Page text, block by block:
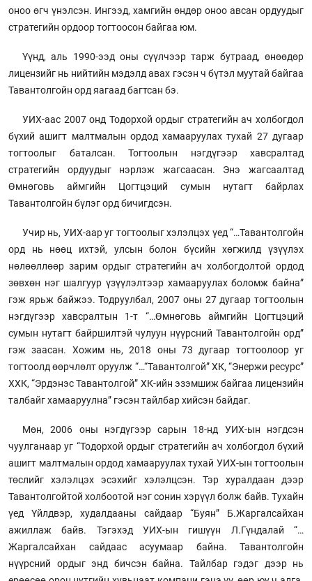
оноо өгч үнэлсэн. Ингээд, хамгийн өндөр оноо авсан ордуудыг
стратегийн ордоор тогтоосон байгаа юм.
Үүнд, аль 1990-ээд оны сүүлчээр тарж бутраад, өнөөдөр
лицензийг нь нийтийн мэдэлд авах гэсэн ч бүтэл муутай байгаа
Тавантолгойн орд яагаад багтсан бэ.
УИХ-аас 2007 онд Тодорхой ордыг стратегийн ач холбогдол
бүхий ашигт малтмалын ордод хамааруулах тухай 27 дугаар
тогтоолыг баталсан. Тогтоолын нэгдүгээр хавсралтад
стратегийн ордуудыг нэрлэж жагсаасан. Энэ жагсаалтад
Өмнөговь аймгийн Цогтцэций сумын нутагт байрлах
Тавантолгойн бүлэг орд бичигдсэн.
Учир нь, УИХ-аар уг тогтоолыг хэлэлцэх үед “…Тавантолгойн
орд нь нөөц ихтэй, улсын болон бүсийн хөг­жилд үзүүлэх
нөлөөллөөр зарим ордыг стратегийн ач холбогдолтой ор­дод
зөвхөн нэг шалгуур үзүүлэлтээр ха­маа­руулах боломж байна”
гэж ярьж байжээ. Тодруулбал, 2007 оны 27 дугаар тогтоолын
нэгдүгээр хавсралтын 1-т “…Өмнөговь аймгийн Цогтцэций
сумын нутагт байршилтэй чулуун нүүрсний Тавантолгойн орд”
гэж заасан. Хожим нь, 2018 оны 73 дугаар тог­тоо­лоор уг
тогтоолд өөрчлөлт оруулж “…“Тавантолгой” ХК, “Энержи ресурс”
ХХК, “Эрдэнэс Тавантолгой” ХК-ийн эзэм­шиж байгаа лицензийн
талбайг ха­маа­руулна” гэсэн тайлбар хийсэн байдаг.
Мөн, 2006 оны нэгдүгээр сарын 18-нд УИХ-ын нэгдсэн
чуулганаар уг “Тодорхой ордыг стратегийн ач холбогдол бүхий
ашигт малтмалын ордод хамааруулах тухай УИХ-ын тогтоолын
төслийг хэлэлцэх эсэхийг хэлэлцсэн. Тэр хуралдаан дээр
Тавантолгойтой холбоотой нэг сонин хэрүүл болж байв. Тухайн
үед Үйлдвэр, худалдааны сайдаар “Буян” Б.Жаргалсайхан
ажиллаж байв. Тэгэхэд УИХ-ын гишүүн Л.Гүндалай “…
Жаргалсайхан сайдаас асуумаар байна. Тавантолгойн
нүүрсний ордыг энд бичсэн байна. Тайлбар гэдэг дээр нь